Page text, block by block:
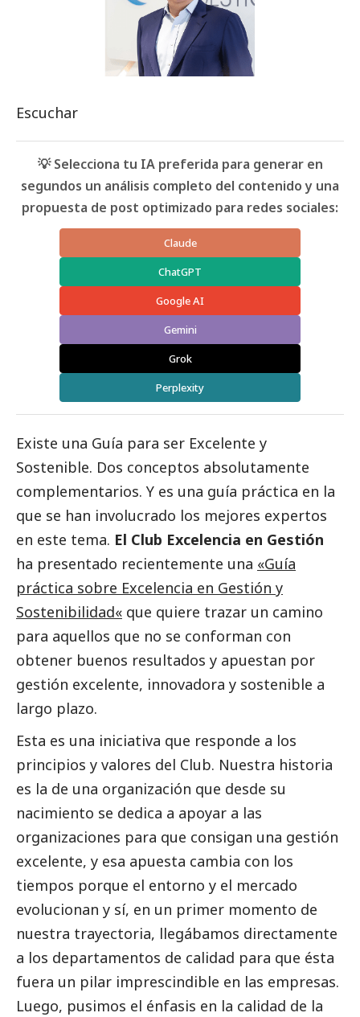
Escuchar
💡 Selecciona tu IA preferida para generar en
segundos un análisis completo del contenido y una
propuesta de post optimizado para redes sociales:
Claude
ChatGPT
Google AI
Gemini
Grok
Perplexity
Existe una Guía para ser Excelente y
Sostenible. Dos conceptos absolutamente
complementarios. Y es una guía práctica en la
que se han involucrado los mejores expertos
en este tema. El Club Excelencia en Gestión
ha presentado recientemente una «Guía
práctica sobre Excelencia en Gestión y
Sostenibilidad« que quiere trazar un camino
para aquellos que no se conforman con
obtener buenos resultados y apuestan por
gestión excelente, innovadora y sostenible a
largo plazo.
Esta es una iniciativa que responde a los
principios y valores del Club. Nuestra historia
es la de una organización que desde su
nacimiento se dedica a apoyar a las
organizaciones para que consigan una gestión
excelente, y esa apuesta cambia con los
tiempos porque el entorno y el mercado
evolucionan y sí, en un primer momento de
nuestra trayectoria, llegábamos directamente
a los departamentos de calidad para que ésta
fuera un pilar imprescindible en las empresas.
Luego, pusimos el énfasis en la calidad de la